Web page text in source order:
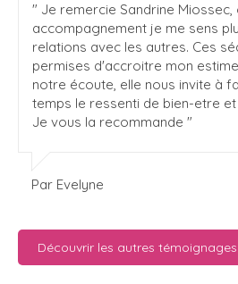
" Je remercie Sandrine
accompagnement je me sens
relations avec les autres. Ces
permises d'accroitre mon
notre écoute, elle nous invite à
temps le ressenti de bien-etre
Je vous la recommande "
Par Evelyne
Découvrir les autres témoignages